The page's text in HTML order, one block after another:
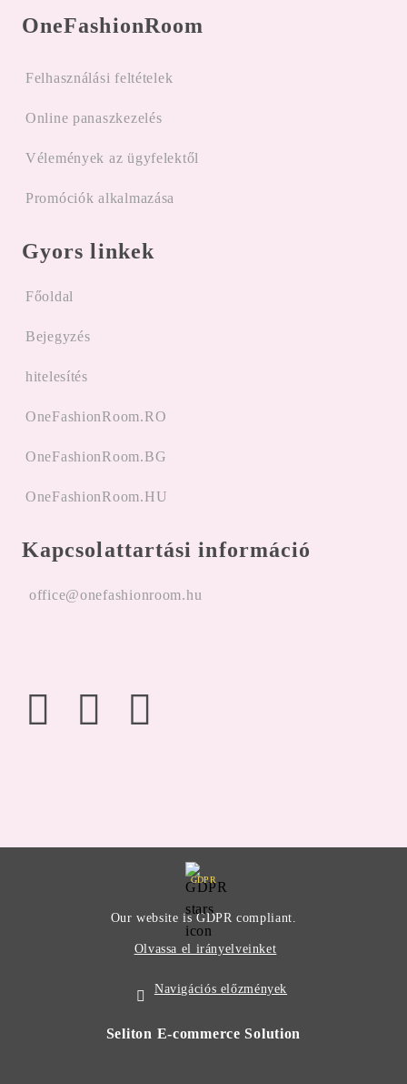
OneFashionRoom
Felhasználási feltételek
Online panaszkezelés
Vélemények az ügyfelektől
Promóciók alkalmazása
Gyors linkek
Főoldal
Bejegyzés
hitelesítés
OneFashionRoom.RO
OneFashionRoom.BG
OneFashionRoom.HU
Kapcsolattartási információ
office@onefashionroom.hu
GDPR
Our website is GDPR compliant.
Olvassa el irányelveinket
Navigációs előzmények
Seliton E-commerce Solution